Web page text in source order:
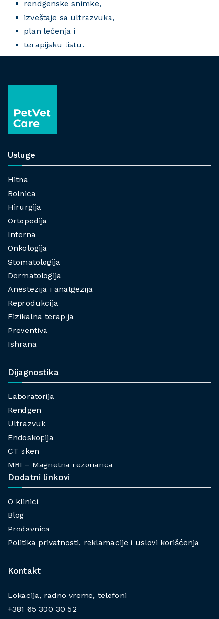
rendgenske snimke,
izveštaje sa ultrazvuka,
plan lečenja i
terapijsku listu.
Usluge
Hitna
Bolnica
Hirurgija
Ortopedija
Interna
Onkologija
Stomatologija
Dermatologija
Anestezija i analgezija
Reprodukcija
Fizikalna terapija
Preventiva
Ishrana
Dijagnostika
Laboratorija
Rendgen
Ultrazvuk
Endoskopija
CT sken
MRI – Magnetna rezonanca
Dodatni linkovi
O klinici
Blog
Prodavnica
Politika privatnosti, reklamacije i uslovi korišćenja
Kontakt
Lokacija, radno vreme, telefoni
+381 65 300 30 52